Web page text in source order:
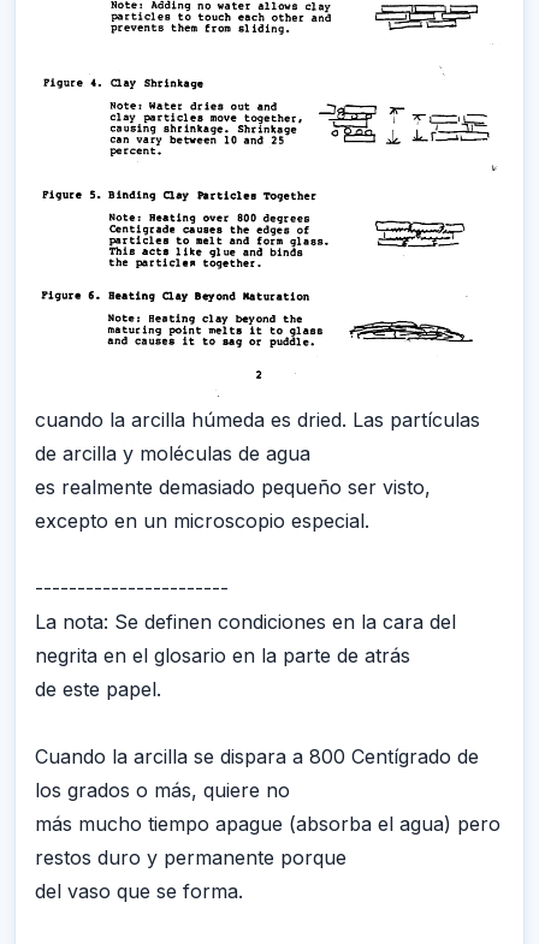
cuando la arcilla húmeda es dried. Las partículas
de arcilla y moléculas de agua
es realmente demasiado pequeño ser visto,
excepto en un microscopio especial.
-----------------------
La nota: Se definen condiciones en la cara del
negrita en el glosario en la parte de atrás
de este papel.
Cuando la arcilla se dispara a 800 Centígrado de
los grados o más, quiere no
más mucho tiempo apague (absorba el agua) pero
restos duro y permanente porque
del vaso que se forma.